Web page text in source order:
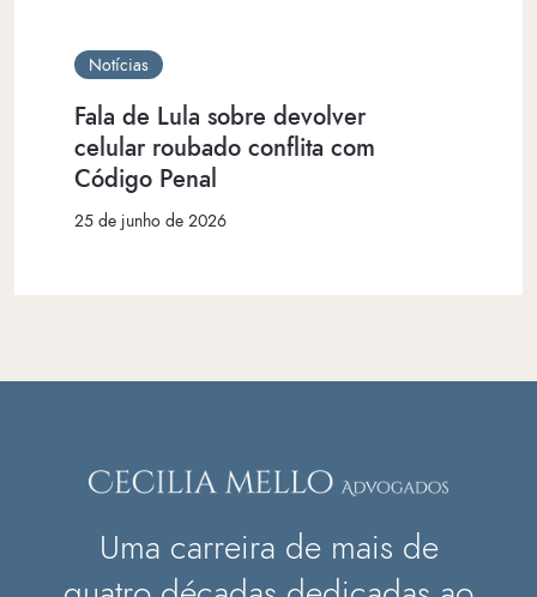
Notícias
Fala de Lula sobre devolver
celular roubado conflita com
Código Penal
25 de junho de 2026
Uma carreira de mais de